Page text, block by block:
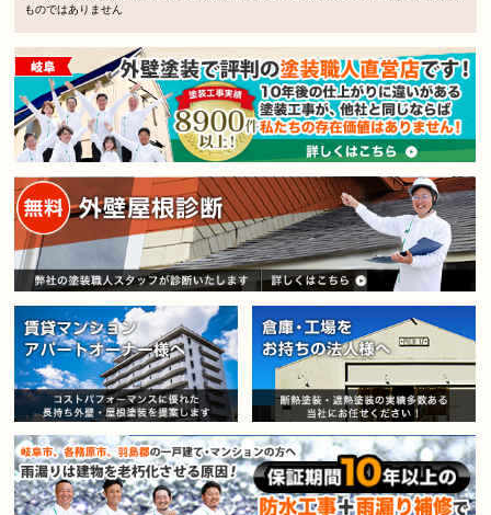
ものではありません
賃貸マンション・アパートオー